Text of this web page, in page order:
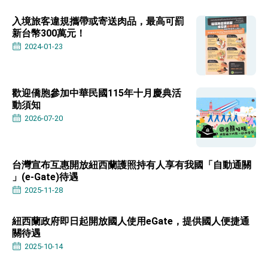
外交部長林佳龍午宴歡迎美國聯邦參議員蓋耶哥
訪問團
外交部長林佳龍接見美國智庫「德國馬歇爾基金
會」訪問團一行，深化跨大西洋戰略夥伴關係
臺美經貿談判獲階段性成果 卓揆期勉爭取時間完
卓揆：臺美關稅談判階段性結果有助臺灣取得有
利戰略地位 全力支持「臺美對等貿易協定」簽署
外交部與數位發展部攜手合作，整合台灣雄厚數
外交部長林佳龍主持第35次「參與亞太經濟合作
民調顯示多數國人滿意政府外交表現，高度支持
「總合外交」與台歐美日關係深化
總統以「韌性之島，希望之光」為題發表2026新
會 強調以實力守護台海和平 以決心掌握國家
命運
入境旅客違規攜帶或寄送肉品，最高可罰
新台幣300萬元！
2024-01-23
歡迎僑胞參加中華民國115年十月慶典活
動須知
2026-07-20
台灣宣布互惠開放紐西蘭護照持有人享有我國「自動通關
」(e-Gate)待遇
2025-11-28
紐西蘭政府即日起開放國人使用eGate，提供國人便捷通
關待遇
2025-10-14